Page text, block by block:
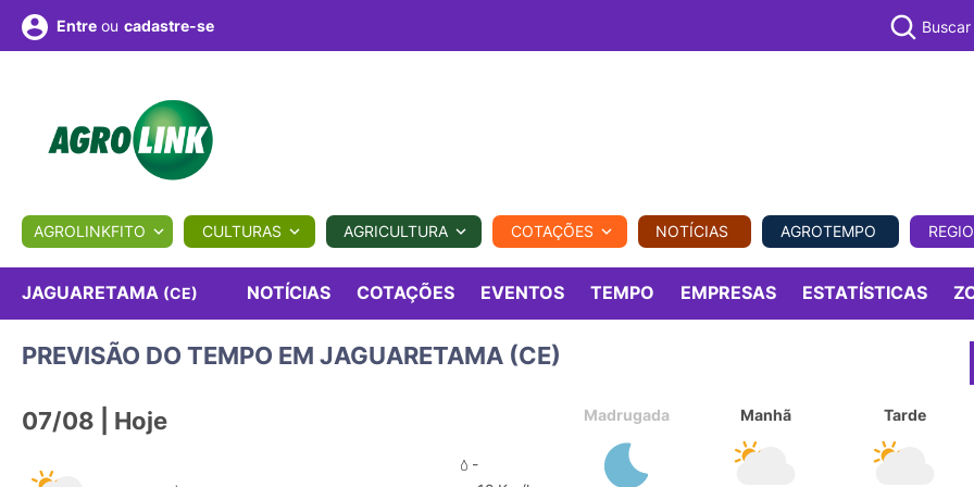
BIOLÓGICOS COTAÇÕES NOTÍCIAS AGROTEMPO REGIONAL COMERCIAL AGROVIAGENS
Conversor Colunistas Eventos
Fotos
e
Entre ou cadastre-se Buscar
AGROLINKFITO CULTURAS AGRICULTURA COTAÇÕES NOTÍCIAS AGROTEMPO
JAGUARETAMA (CE) NOTÍCIAS COTAÇÕES EVENTOS TEMPO EMPRESAS ESTATÍSTICAS
PREVISÃO DO TEMPO EM JAGUARETAMA (CE)
07/08 | Hoje
-
Madrugada Manhã Tarde